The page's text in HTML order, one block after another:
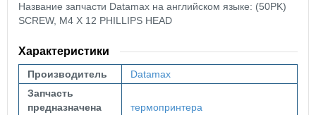
Название запчасти Datamax на английском языке: (50PK)
SCREW, M4 X 12 PHILLIPS HEAD
Характеристики
Производитель
Datamax
Запчасть
предназначена
термопринтера